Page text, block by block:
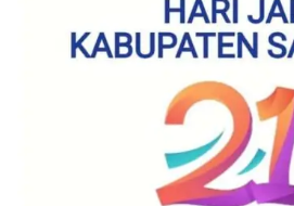
kepada warga di wilayah
Kecamatan Medan
(05/08/2026).‎‎Kegiatan
pukul 09.00 WIB hingga
rumah warga di beberapa
kelurahan
Warga‎Dalam kegiatan ini,
Suraukur mendatangi
rumah ke rumah untuk